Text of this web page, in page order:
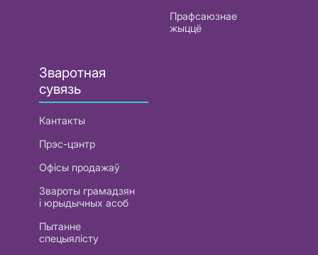
Прафсаюзнае
жыццё
Зваротная
сувязь
Кантакты
Прэс-цэнтр
Офісы продажаў
Звароты грамадзян
і юрыдычных асоб
Пытанне
спецыялісту